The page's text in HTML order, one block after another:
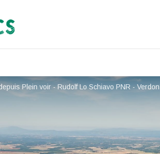
Plein voir - Rudolf Lo Schiavo PNR - Verdon